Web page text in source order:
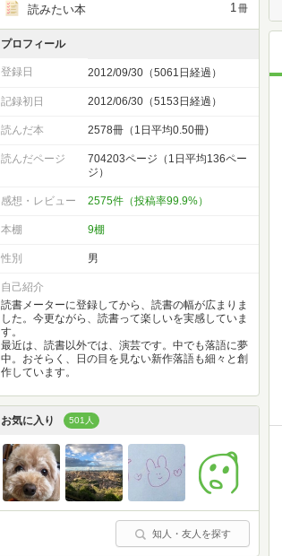
読みたい本 1冊
プロフィール
登録日 2012/09/30（5061日経過）
記録初日 2012/06/30（5153日経過）
読んだ本 2578冊（1日平均0.50冊)
読んだページ
704203ページ（1日平均136ペー
ジ）
感想・レビュー 2575件（投稿率99.9%）
本棚 9棚
性別 男
自己紹介
読書メーターに登録してから、読書の幅が広まりま
した。今更ながら、読書って楽しいを実感していま
す。
最近は、読書以外では、演芸です。中でも落語に夢
中。おそらく、日の目を見ない新作落語も細々と創
作しています。
お気に入り 501人
知人・友人を探す